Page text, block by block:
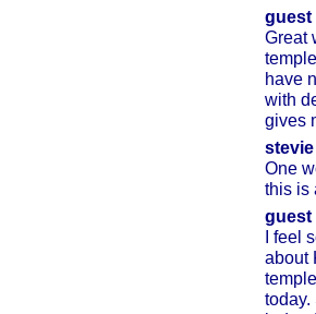
guest
Great
have
with
gives
stevie
One
this is
guest
I feel
about
today.